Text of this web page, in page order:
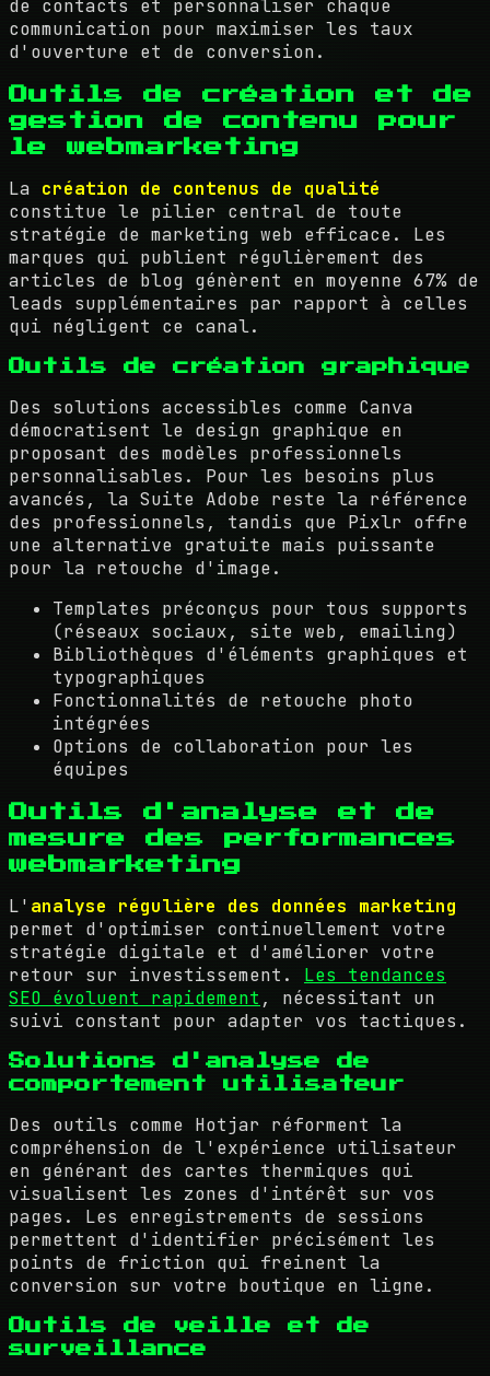
de contacts et personnaliser chaque
communication pour maximiser les taux
d'ouverture et de conversion.
Outils de création et de
gestion de contenu pour
le webmarketing
La création de contenus de qualité
constitue le pilier central de toute
stratégie de marketing web efficace. Les
marques qui publient régulièrement des
articles de blog génèrent en moyenne 67% de
leads supplémentaires par rapport à celles
qui négligent ce canal.
Outils de création graphique
Des solutions accessibles comme Canva
démocratisent le design graphique en
proposant des modèles professionnels
personnalisables. Pour les besoins plus
avancés, la Suite Adobe reste la référence
des professionnels, tandis que Pixlr offre
une alternative gratuite mais puissante
pour la retouche d'image.
Templates préconçus pour tous supports
(réseaux sociaux, site web, emailing)
Bibliothèques d'éléments graphiques et
typographiques
Fonctionnalités de retouche photo
intégrées
Options de collaboration pour les
équipes
Outils d'analyse et de
mesure des performances
webmarketing
L' analyse régulière des données marketing
permet d'optimiser continuellement votre
stratégie digitale et d'améliorer votre
retour sur investissement. Les tendances
SEO évoluent rapidement , nécessitant un
suivi constant pour adapter vos tactiques.
Solutions d'analyse de
comportement utilisateur
Des outils comme Hotjar réforment la
compréhension de l'expérience utilisateur
en générant des cartes thermiques qui
visualisent les zones d'intérêt sur vos
pages. Les enregistrements de sessions
permettent d'identifier précisément les
points de friction qui freinent la
conversion sur votre boutique en ligne.
Outils de veille et de
surveillance